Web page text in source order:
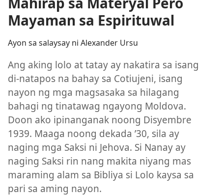
Mayaman sa Espirituwal
Ayon sa salaysay ni Alexander Ursu
Ang aking lolo at tatay ay nakatira sa isang
di-natapos na bahay sa Cotiujeni, isang
nayon ng mga magsasaka sa hilagang
bahagi ng tinatawag ngayong Moldova.
Doon ako ipinanganak noong Disyembre
1939. Maaga noong dekada ’30, sila ay
naging mga Saksi ni Jehova. Si Nanay ay
naging Saksi rin nang makita niyang mas
maraming alam sa Bibliya si Lolo kaysa sa
pari sa aming nayon.